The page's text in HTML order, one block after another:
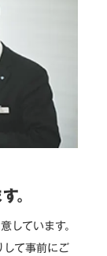
。
しています。
して事前にご